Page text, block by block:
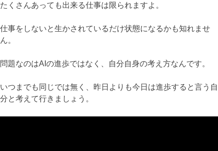
たくさんあっても出来る仕事は限られますよ。
仕事をしないと生かされているだけ状態になるかも知れませ
ん。
問題なのはAIの進歩ではなく、自分自身の考え方なんです。
いつまでも同じでは無く、昨日よりも今日は進歩すると言う自
分と考えて行きましょう。